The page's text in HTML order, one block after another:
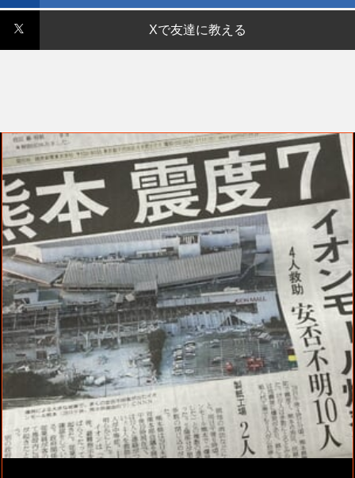
Xで友達に教える